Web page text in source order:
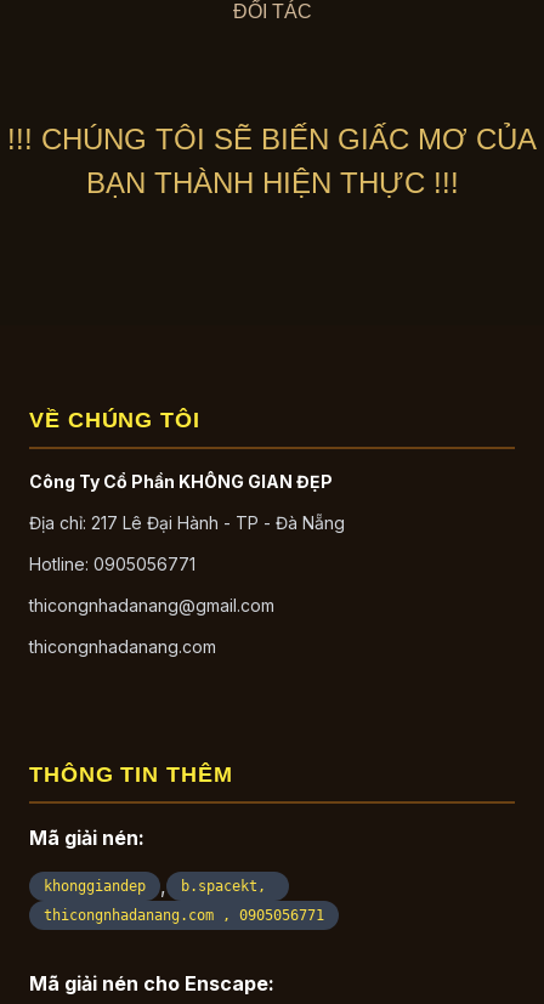
ĐỐI TÁC
!!! CHÚNG TÔI SẼ BIẾN GIẤC MƠ CỦA
BẠN THÀNH HIỆN THỰC !!!
VỀ CHÚNG TÔI
Công Ty Cổ Phần KHÔNG GIAN ĐẸP
Địa chỉ: 217 Lê Đại Hành - TP - Đà Nẵng
Hotline: 0905056771
thicongnhadanang@gmail.com
thicongnhadanang.com
THÔNG TIN THÊM
Mã giải nén:
khonggiandep ,
b.spacekt,
thicongnhadanang.com , 0905056771
Mã giải nén cho Enscape: